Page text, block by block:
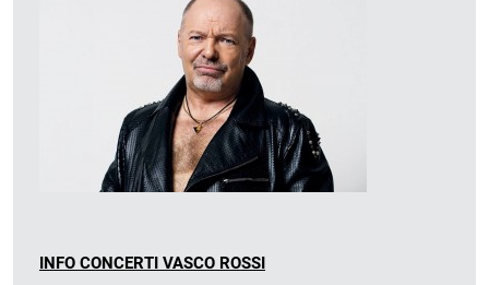
INFO CONCERTI VASCO ROSSI